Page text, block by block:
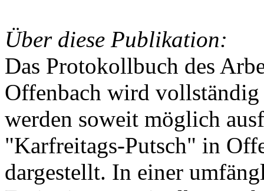
Über diese Publikation:
Das Protokollbuch des
Offenbach wird
werden soweit möglich
"Karfreitags-Putsch" in
dargestellt. In einer